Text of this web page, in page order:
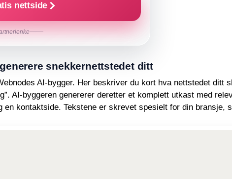
nettside
snekkernettstedet ditt
AI-bygger. Her beskriver du kort hva nettstedet ditt
AI-byggeren genererer deretter et komplett utkast med
en kontaktside. Tekstene er skrevet spesielt for din